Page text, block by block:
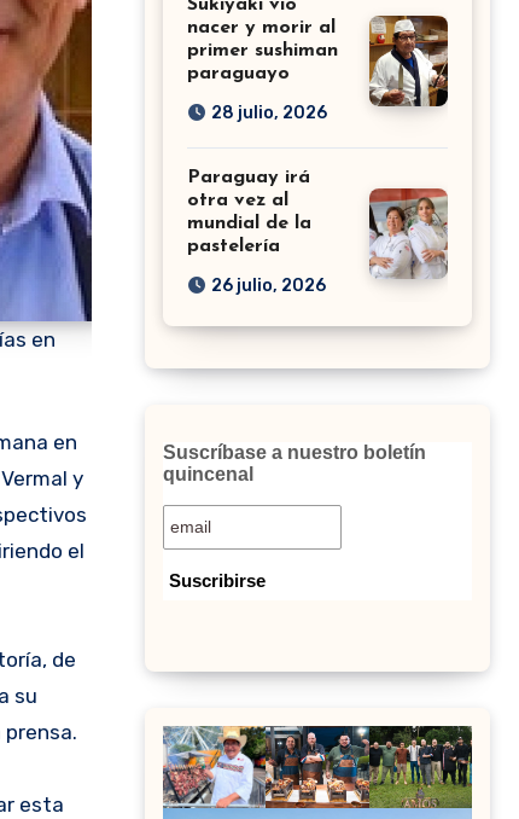
en
y
el
de
su
esta
Sukiyaki vio
nacer y morir al
primer sushiman
paraguayo
28 julio, 2026
Paraguay irá
otra vez al
mundial de la
pastelería
26 julio, 2026
Suscríbase a nuestro boletín
quincenal